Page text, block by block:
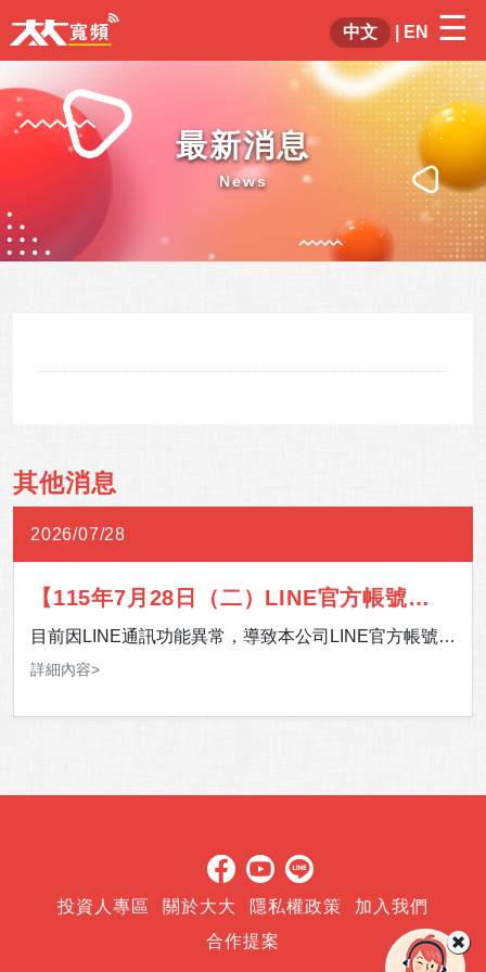
☰
中文 EN ×
最新消息
News
其他消息
2026/07/28
【115年7月28日（二）LINE官方帳號通
訊異常】
目前因LINE通訊功能異常，導致本公司LINE官方帳號暫
時無法提供服務。 影響期間，如有服務需求，歡迎多加
詳細內容>
投資人專區 關於大大 隱私權政策
加入我們
合作提案